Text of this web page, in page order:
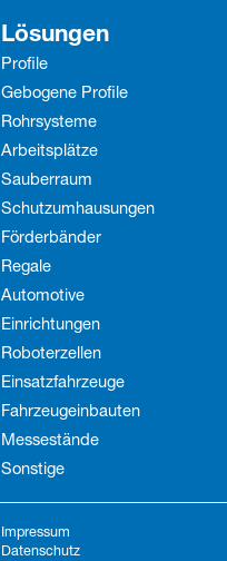
Lösungen
Profile
Gebogene Profile
Rohrsysteme
Arbeitsplätze
Sauberraum
Schutz­umhausungen
Förderbänder
Regale
Automotive
Einrichtungen
Roboterzellen
Einsatzfahrzeuge
Fahrzeug­einbauten
Messestände
Sonstige
Impressum
Datenschutz